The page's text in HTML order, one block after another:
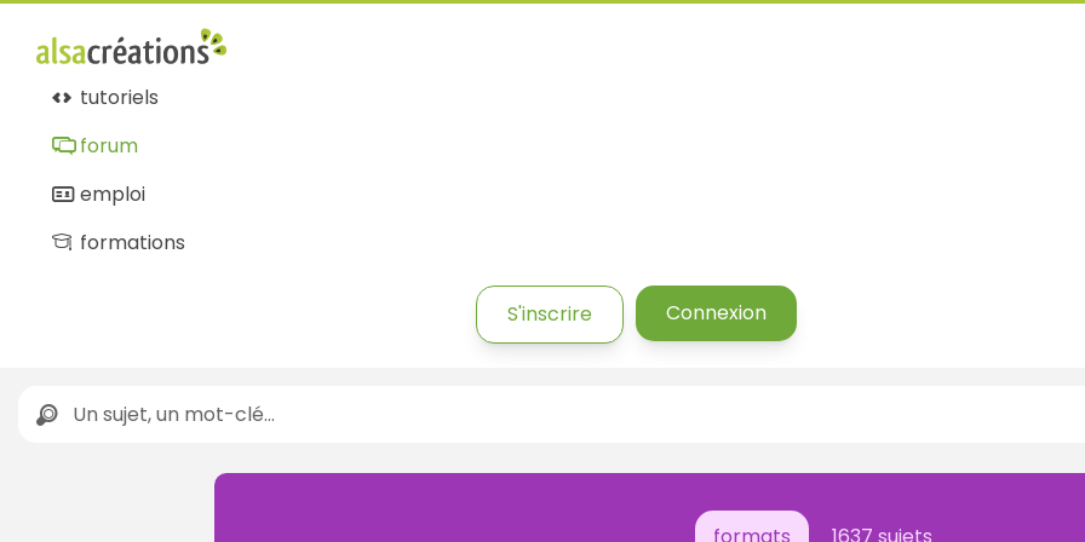
tutoriels
forum
emploi
formations
S'inscrire Connexion